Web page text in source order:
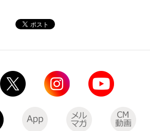
舗限定）
ェアリング（店舗限定）